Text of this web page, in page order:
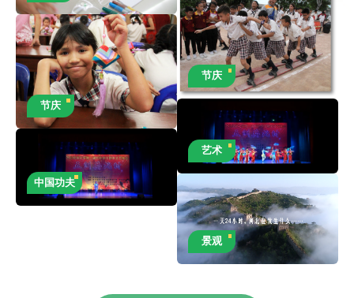
户的茶旅富民产业，园村用实践诠释生态优先、
产业富民的乡村振兴路径。一汪青山、一缕茶
香、一列旧轨，共同绘就宜居宜业、百姓安乐的
客乡新图景，一同走进园村，见证一座生态乡村
的华丽蝶变。
节庆
中国功夫
节庆
艺术
景观